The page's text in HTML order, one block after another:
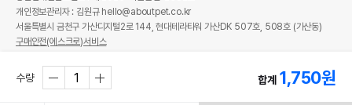
수량 합계 1,750원
개인정보관리자 : 김원규 hello@aboutpet.co.kr
서울특별시 금천구 가산디지털2로 144, 현대테라타워 가산DK 507호, 508호 (가산동)
구매안전(에스크로)서비스